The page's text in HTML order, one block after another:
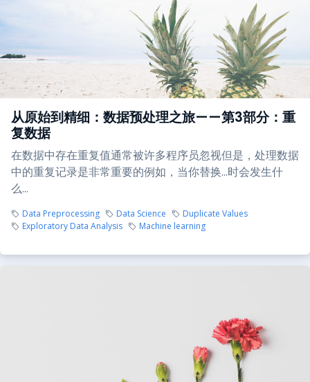
从原始到精细：数据预处理之旅——第3部分：重
复数据
在数据中存在重复值通常被许多程序员忽视但是，处理数据
中的重复记录是非常重要的例如，当你替换...时会发生什
么...
Data Preprocessing Data Science
Duplicate Values
Exploratory Data Analysis
Machine learning